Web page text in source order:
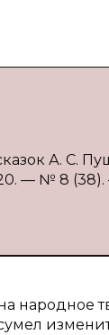
А. С.
— № 8 (38).
народное